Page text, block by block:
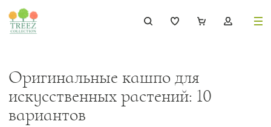
Оригинальные кашпо для
искусственных растений: 10
вариантов